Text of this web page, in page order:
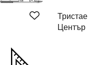
Център